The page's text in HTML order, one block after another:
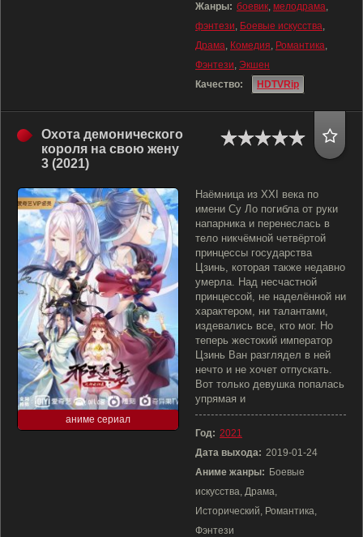
Жанры: боевик, мелодрама,
фэнтези, Боевые искусства,
Драма, Комедия, Романтика,
Фэнтези, Экшен
Качество:
HDTVRip
Охота демонического
короля на свою жену
3 (2021)
аниме сериал
Наёмница из XXI века по
имени Су Ло погибла от руки
напарника и перенеслась в
тело никчёмной четвёртой
принцессы государства
Цзинь, которая также недавно
умерла. Над несчастной
принцессой, не наделённой ни
характером, ни талантами,
издевались все, кто мог. Но
теперь жестокий император
Цзинь Ван разглядел в ней
нечто и не хочет отпускать.
Вот только девушка попалась
упрямая и
Год: 2021
Дата выхода: 2019-01-24
Аниме жанры: Боевые
искусства, Драма,
Исторический, Романтика,
Фэнтези